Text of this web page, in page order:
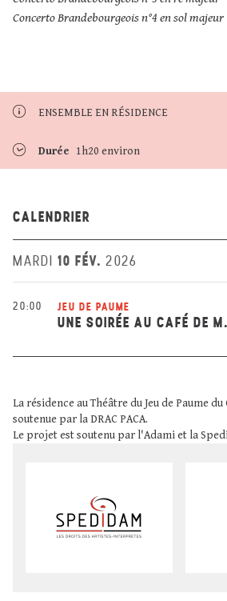
Concerto Brandebourgeois n°4 en sol majeur
ENSEMBLE EN RÉSIDENCE
Durée 1h20 environ
CALENDRIER
MARDI 10 FÉV. 2026
20:00 JEU DE PAUME
UNE SOIRÉE AU CAFÉ DE
La résidence au Théâtre du Jeu de Paume
soutenue par la DRAC PACA.
Le projet est soutenu par l'Adami et la